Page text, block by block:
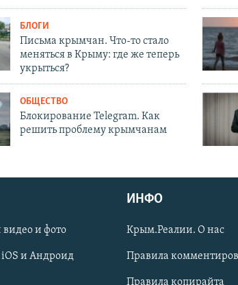
БЛОГИ
Письма крымчан. Что-то стало
меняться в Крыму: где же теперь
укрыться?
ОБЩЕСТВО
Блокирование Telegram. Как
решить проблему крымчанам
и фото
и Андроид
ИНФО
Крым.Реалии. О нас
Правила
Правила копирайта